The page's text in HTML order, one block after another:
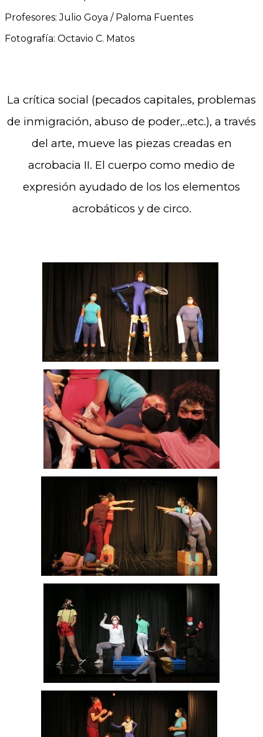
Profesores: Julio Goya / Paloma Fuentes
Fotografía: Octavio C. Matos
La crítica social (pecados capitales, problemas
de inmigración, abuso de poder,..etc.), a través
del arte, mueve las piezas creadas en
acrobacia II. El cuerpo como medio de
expresión ayudado de los los elementos
acrobáticos y de circo.